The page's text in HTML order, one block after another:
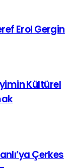
Erol Gergin
Kültürel
Çerkes